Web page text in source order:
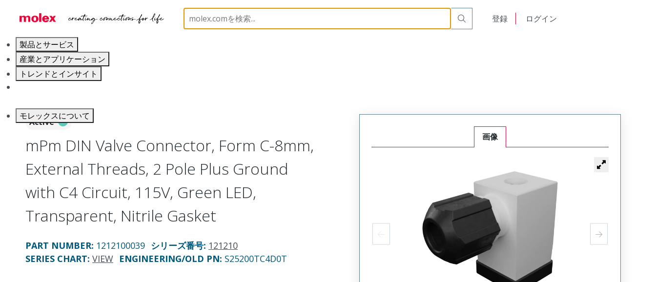
登録 ログイン
製品とサービス
産業とアプリケーション
トレンドとインサイト
モレックスについて
Industrial Connectors 121210 1212100039
Active
mPm DIN Valve Connector, Form C-8mm,
External Threads, 2 Pole Plus Ground
with C4 Circuit, 115V, Green LED,
Transparent, Nitrile Gasket
PART NUMBER: 1212100039 シリーズ番号: 121210
SERIES CHART: VIEW ENGINEERING/OLD PN: S25200TC4D0T
画像